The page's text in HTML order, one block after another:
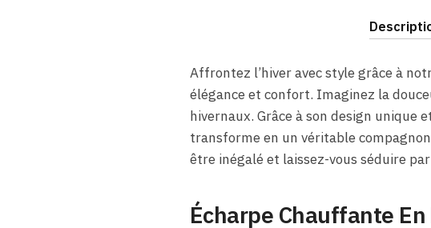
Affrontez l’hiver avec style grâce à
élégance et confort. Imaginez la
hivernaux. Grâce à son design unique
transforme en un véritable
être inégalé et laissez-vous séduire
Écharpe Chauffante